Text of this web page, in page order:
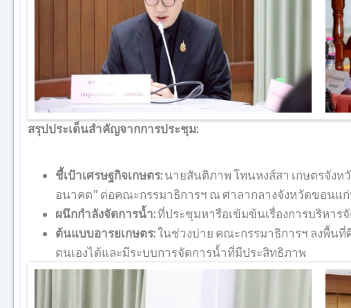
สรุปประเด็นสำคัญจากการประชุม:
ชี้เป้าเศรษฐกิจเกษตร:นายสันติภาพ โทนหงส์สา เกษตรจัง
อนาคต” ต่อคณะกรรมาธิการฯ ณ ศาลากลางจังหวัดขอนแ
ผนึกกำลังจัดการน้ำ:ที่ประชุมหารือเข้มข้นเรื่องการบริหาร
ต้นแบบอารยเกษตร:ในช่วงบ่าย คณะกรรมาธิการฯ ลงพื้น
ตนเองได้และมีระบบการจัดการน้ำที่มีประสิทธิภาพ